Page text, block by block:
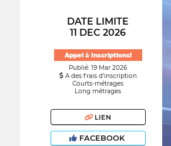
DATE LIMITE
11 DEC 2026
Appel à Inscriptions!
Publié: 19 Mar 2026
A des frais d’inscription
Courts-métrages
Long métrages
LIEN
FACEBOOK